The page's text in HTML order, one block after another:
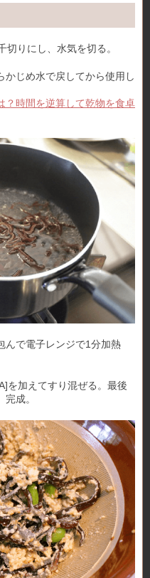
りにし、水気を切る。
じめ水で戻してから使用し
？時間を逆算して乾物を食卓
で電子レンジで1分加熱
を加えてすり混ぜる。最後
成。